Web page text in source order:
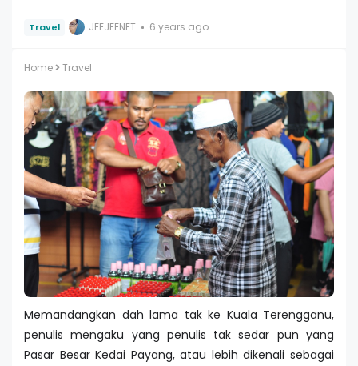
Travel JEEJEENET 6 years ago
Home Travel
Memandangkan dah lama tak ke Kuala Terengganu,
penulis mengaku yang penulis tak sedar pun yang
Pasar Besar Kedai Payang, atau lebih dikenali sebagai